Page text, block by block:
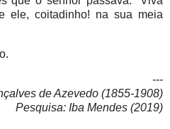
ele, coitadinho! na sua meia
---
de Azevedo (1855-1908)
Pesquisa: Iba Mendes (2019)